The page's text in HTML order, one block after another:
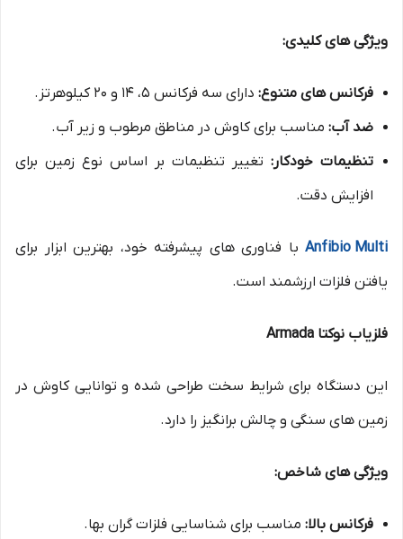
ویژگی های کلیدی:
فرکانس های متنوع: دارای سه فرکانس 5، 14 و 20 کیلوهرتز.
ضد آب: مناسب برای کاوش در مناطق مرطوب و زیر آب.
تنظیمات خودکار: تغییر تنظیمات بر اساس نوع زمین برای
افزایش دقت.
Anfibio Multi با فناوری های پیشرفته خود، بهترین ابزار برای
یافتن فلزات ارزشمند است.
فلزیاب نوکتا Armada
این دستگاه برای شرایط سخت طراحی شده و توانایی کاوش در
زمین های سنگی و چالش برانگیز را دارد.
ویژگی های شاخص:
فرکانس بالا: مناسب برای شناسایی فلزات گران بها.